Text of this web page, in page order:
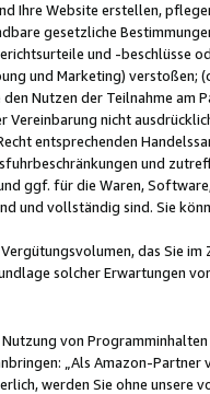
Ihre Website erstellen,
gesetzliche
und -beschlüsse
und Marketing) verstoßen;
Nutzen der Teilnahme am
nicht
entsprechenden
und
ggf. für die Waren,
und vollständig sind. Sie
das Sie im
solcher Erwartungen
von
„Als Amazon-Partner
werden Sie ohne unsere